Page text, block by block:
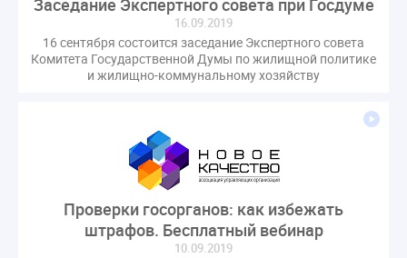
Заседание Экспертного совета при Госдуме
16.09.2019
16 сентября состоится заседание Экспертного совета
Комитета Государственной Думы по жилищной политике
и жилищно-коммунальному хозяйству
Проверки госорганов: как избежать
штрафов. Бесплатный вебинар
10.09.2019